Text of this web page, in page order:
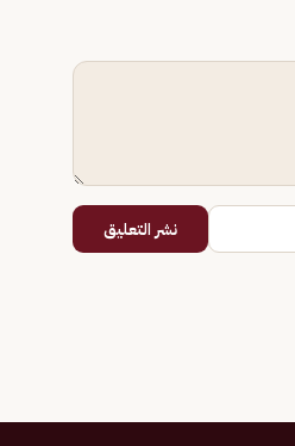
نشر التعليق